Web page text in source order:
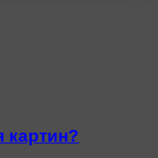
картин?